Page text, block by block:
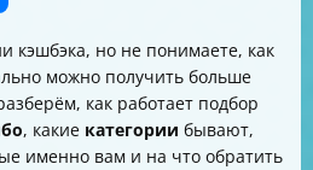
«категория» может быть выше
и когда это делать
они появляются
что не начисляется
карты: важное различие
кэшбэка, но не понимаете, как
можно получить больше
как работает подбор
, какие категории бывают,
именно вам и на что обратить